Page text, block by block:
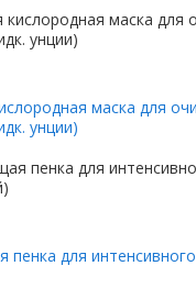
маска для
унции)
для